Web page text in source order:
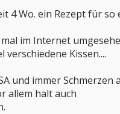
4 Wo. ein Rezept für so
im Internet
verschiedene Kissen....
und immer Schmerzen
allem halt auch